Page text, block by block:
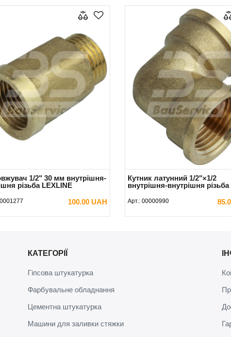
1/2" 30 мм внутрішня-
різьба LEXLINE
100.00 UAH
В КОШИК
Кутник латунний 1/2"×1/2
внутрішня-внутрішня різьба
Арт.: 00000990
В КОШИК
КАТЕГОРІЇ
Гіпсова штукатурка
Фарбувальне обладнання
Цементна штукатурка
Машини для заливки стяжки